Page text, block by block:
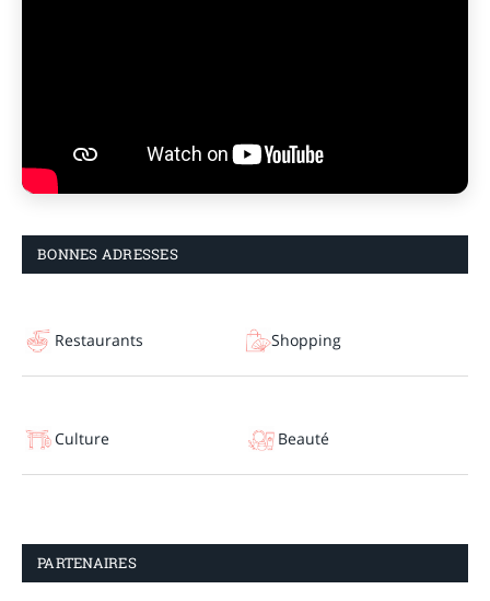
BONNES ADRESSES
Restaurants Shopping
Culture Beauté
PARTENAIRES